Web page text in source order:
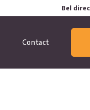
Bel
Contact